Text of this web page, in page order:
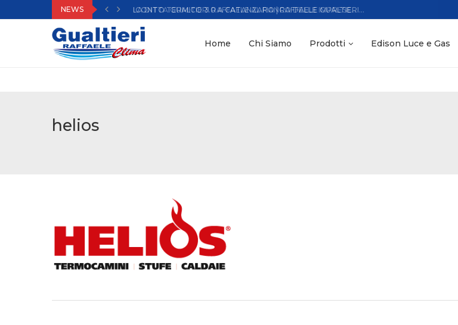
NEWS LA DITTA GUALTIERI RAFFAELE AL FIANCO DELLE IMPRESE...
Home Chi Siamo Prodotti Edison Luce e Gas
helios